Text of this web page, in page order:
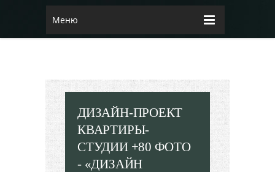
Меню
ДИЗАЙН-ПРОЕКТ
КВАРТИРЫ-
СТУДИИ +80 ФОТО
- «ДИЗАЙН